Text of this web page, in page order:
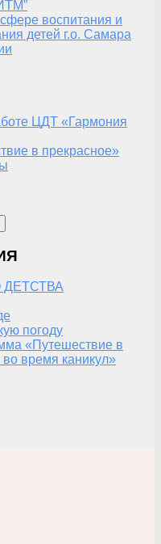
воспитания и
детей г.о. Самара
ЦДТ «Гармония
в прекрасное»
погоду
«Путешествие в
время каникул»